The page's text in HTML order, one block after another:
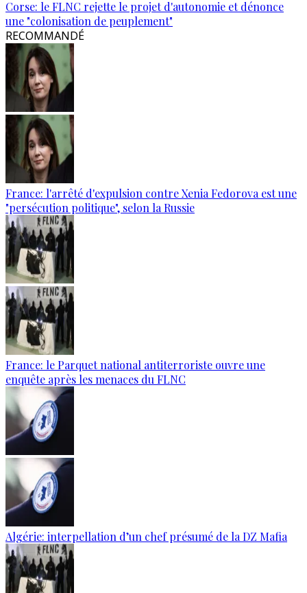
Corse: le FLNC rejette le projet d'autonomie et dénonce
une "colonisation de peuplement"
RECOMMANDÉ
France: l'arrêté d'expulsion contre Xenia Fedorova est une
"persécution politique", selon la Russie
France: le Parquet national antiterroriste ouvre une
enquête après les menaces du FLNC
Algérie: interpellation d’un chef présumé de la DZ Mafia